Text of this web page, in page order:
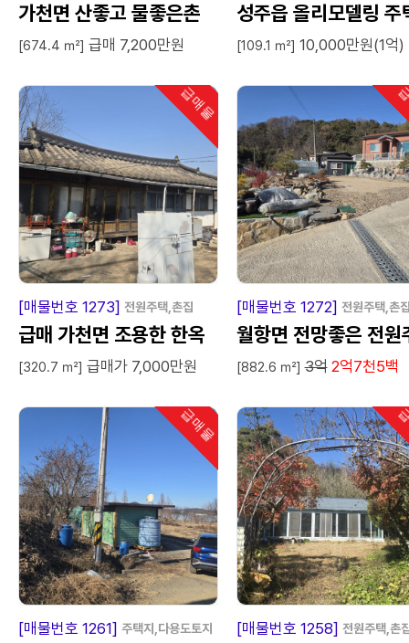
가천면 산좋고 물좋은촌
집
[674.4 ㎡] 급매 7,200만원
성주읍 올리모델링 주
매매
[109.1 ㎡] 10,000만원(1억)
급매물
인기
급 매 물
[매물번호 1273] 전원주택,촌집
급매 가천면 조용한 한옥
[320.7 ㎡] 급매가 7,000만원
급 매
[매물번호 1272] 전원주택,촌
월항면 전망좋은 전원
택
[882.6 ㎡] 3억 2억7천5백
급매물
인기
급 매 물
[매물번호 1261] 주택지,다용도토지 급 매
[매물번호 1258] 전원주택,촌